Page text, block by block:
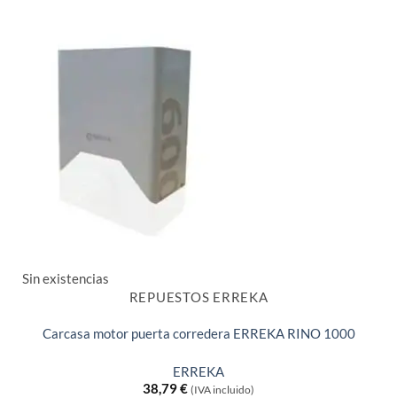
Sin existencias
REPUESTOS ERREKA
Carcasa motor puerta corredera ERREKA RINO 1000
ERREKA
38,79€ (IVA incluido)